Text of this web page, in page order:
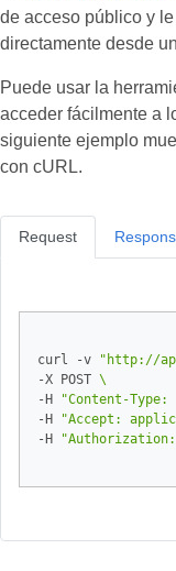
de acceso público y
directamente desde
Puede usar la
acceder fácilmente a
siguiente ejemplo
con cURL.
Request
curl -v
"http://
-X POST
-H
"Content-
-H
"Accept:
-H